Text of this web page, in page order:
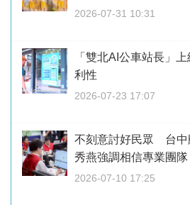
2026-07-31 10:31
「雙北AI公車站長」
利性
2026-07-23 17:07
不刻意討好民眾 台中
秀燕強調相信專業團隊
2026-07-10 17:25